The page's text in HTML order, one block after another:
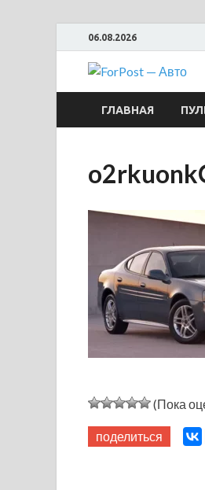
06.08.2026
ГЛАВНАЯ
(Пока
поделиться